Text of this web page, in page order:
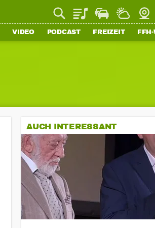
PlaylistStaupilotWetter
VIDEO PODCAST FREIZEIT
AUCH INTERESSANT